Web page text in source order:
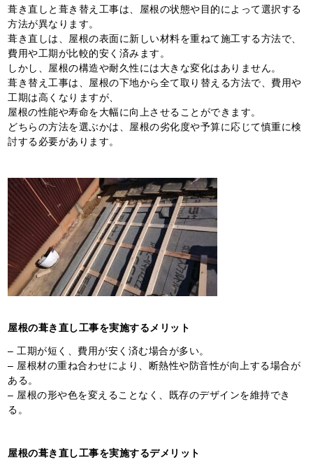
葺き直しと葺き替え工事は、屋根の状態や目的によって選択する
方法が異なります。
葺き直しは、屋根の表面に新しい材料を重ねて施工する方法で、
費用や工期が比較的安く済みます。
しかし、屋根の構造や耐久性には大きな変化はありません。
葺き替え工事は、屋根の下地から全て取り替える方法で、費用や
工期は高くなりますが、
屋根の性能や寿命を大幅に向上させることができます。
どちらの方法を選ぶかは、屋根の劣化度や予算に応じて慎重に検
討する必要があります。
屋根の葺き直し工事を実施するメリット
– 工期が短く、費用が安く済む場合が多い。
– 屋根材の重ね合わせにより、断熱性や防音性が向上する場合が
ある。
– 屋根の形や色を変えることなく、既存のデザインを維持でき
る。
屋根の葺き直し工事を実施するデメリット